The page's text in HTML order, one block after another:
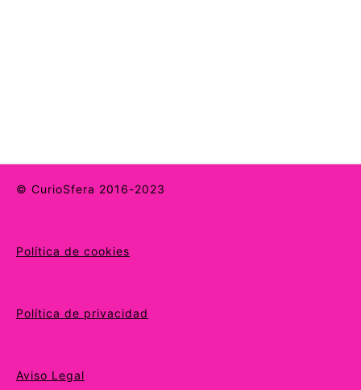
© CurioSfera 2016-2023
Política de cookies
Política de privacidad
Aviso Legal